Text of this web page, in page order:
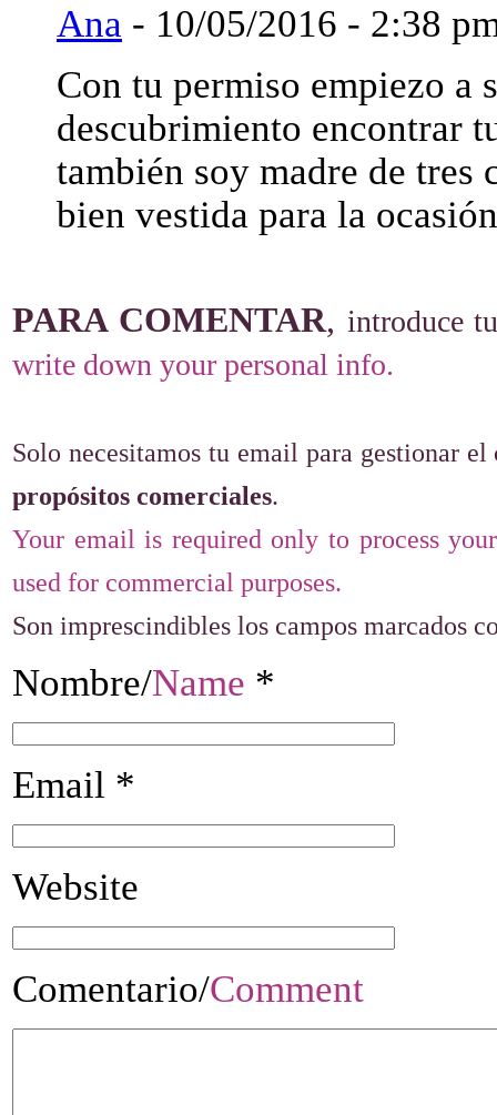
Ana - 10/05/2016 - 2:38
Con tu permiso empiezo a
descubrimiento encontrar
también soy madre de
bien vestida para la
PARA COMENTAR, introduce
write down your personal info.
Solo necesitamos tu email para gestionar
propósitos comerciales.
Your email is required only to process
used for commercial purposes.
Son imprescindibles los campos marcados
Nombre/Name *
Email *
Website
Comentario/Comment